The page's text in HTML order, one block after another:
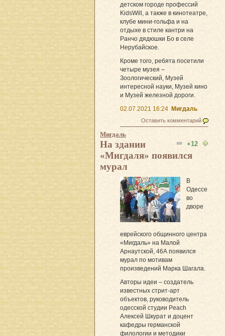
детском городе профессий
KidsWill, а также в кинотеатре,
клубе мини-гольфа и на
отдыхе в стиле кантри на
Ранчо дядюшки Бо в селе
Нерубайское.
Кроме того, ребята посетили
четыре музея –
Зоологический, Музей
интересной науки, Музей кино
и Музей железной дороги.
02.07.2021 16:24 Мигдаль
Оставить комментарий
Мигдаль
+12
На здании
«Мигдаля» появился
мурал
В
Одессе
во
дворе
еврейского общинного центра
«Мигдаль» на Малой
Арнаутской, 46А появился
мурал по мотивам
произведений Марка Шагала.
Авторы идеи – создатель
известных стрит-арт
объектов, руководитель
одесской студии Peach
Алексей Шкурат и доцент
кафедры германской
филологии и методики